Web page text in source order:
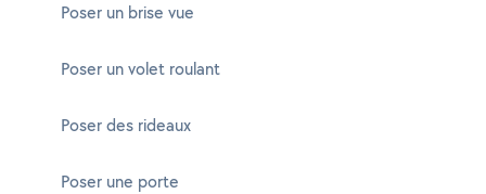
Poser un brise vue
Poser un volet roulant
Poser des rideaux
Poser une porte